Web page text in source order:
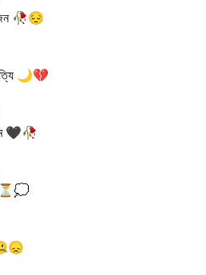
🥀😔
🌙💔
🖤🥀
⏳💭